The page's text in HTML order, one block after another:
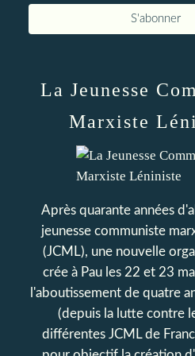
La Jeunesse
Marxiste
Après quarante années
jeunesse communiste
(JCML), une nouvelle
crée à Pau les 22 et 23
l'aboutissement de quatre
(depuis la lutte contre
différentes JCML de